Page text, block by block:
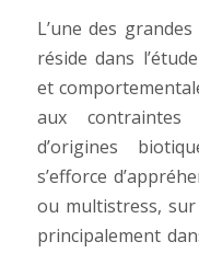
L’une des
réside dans
et
aux contraintes
d’origines
s’efforce
ou multistress,
principalement